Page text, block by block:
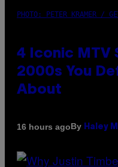
PHOTO: PETER KRAMER /
4 Iconic MTV
2000s You
About
16 hours agoBy Haley